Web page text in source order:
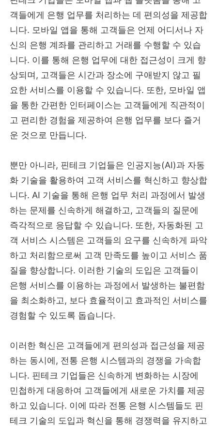
객들에게 은행 업무를 처리하는 데 편의성을 제공합
니다. 모바일 앱을 통해 고객들은 언제 어디서나 자
신의 은행 계좌를 관리하고 거래를 수행할 수 있습
니다. 이를 통해 은행 업무에 대한 접근성이 크게 향
상되며, 고객들은 시간과 장소에 구애받지 않고 필
요한 서비스를 이용할 수 있습니다. 또한, 모바일 앱
을 통한 간편한 인터페이스는 고객들에게 직관적이
고 편리한 경험을 제공하여 은행 업무를 보다 즐거
운 것으로 만듭니다.
뿐만 아니라, 핀테크 기업들은 인공지능(AI)과 자동
화 기술을 활용하여 고객 서비스를 혁신하고 향상합
니다. AI 기술을 통해 은행 업무 처리 과정에서 발생
하는 문제를 신속하게 해결하고, 고객들의 질문에
즉각적으로 응답할 수 있습니다. 또한, 자동화된 고
객 서비스 시스템은 고객들의 요구를 신속하게 파악
하고 처리함으로써 고객 만족도를 높이고 서비스 품
질을 향상합니다. 이러한 기술의 도입은 고객들이
은행 서비스를 이용하는 과정에서 발생하는 불편함
을 최소화하고, 보다 효율적이고 효과적인 서비스를
경험할 수 있도록 돕습니다.
이러한 혁신은 고객들에게 편의성과 접근성을 제공
하는 동시에, 전통 은행 시스템과의 경쟁을 가속합
니다. 핀테크 기업들은 신속하게 변화하는 시장에
민첩하게 대응하여 고객들에게 새로운 가치를 제공
하고 있습니다. 이에 따라 전통 은행 시스템들도 핀
테크 기술의 도입과 혁신을 통해 경쟁력을 유지하고